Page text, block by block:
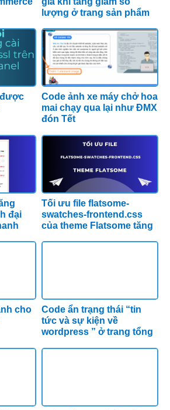
lượng ở trang sản phẩm
Code ảnh xe máy chở hoa
mai chạy qua lại như ĐMX
đón Tết
đại
Tối ưu file flatsome-
swatches-frontend.css
của theme Flatsome tăng
cho
Code ẩn trạng thái “tin
tức và sự kiện về
wordpress ” ở trang tổng